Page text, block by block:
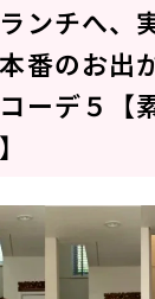
ンチへ、
番のお出
ーデ５【